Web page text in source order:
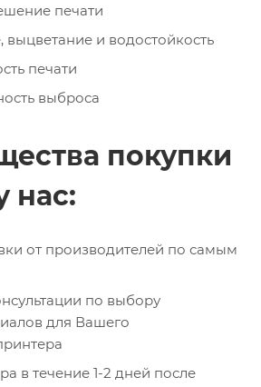
печати
и водостойкость
печати
выброса
покупки
нас:
от производителей по самым
по выбору
для Вашего
в течение 1-2 дней после